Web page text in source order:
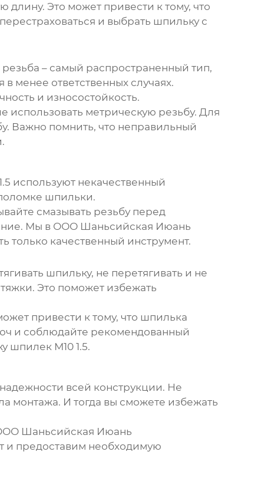
длину. Это может привести к тому, что
и выбрать шпильку с
– самый распространенный тип,
менее ответственных случаях.
и износостойкость.
использовать метрическую резьбу. Для
Важно помнить, что неправильный
используют некачественный
шпильки.
смазывать резьбу перед
Мы в ООО Шаньсийская Июань
только качественный инструмент.
шпильку, не перетягивать и не
Это поможет избежать
привести к тому, что шпилька
и соблюдайте рекомендованный
шпилек М10 1.5.
всей конструкции. Не
монтажа. И тогда вы сможете избежать
Шаньсийская Июань
и предоставим необходимую